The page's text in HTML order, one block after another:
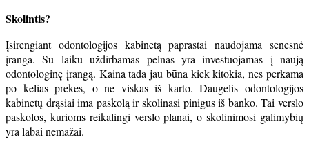
Skolintis?
Įsirengiant odontologijos kabinetą paprastai naudojama senesnė
įranga. Su laiku uždirbamas pelnas yra investuojamas į naują
odontologinę įrangą. Kaina tada jau būna kiek kitokia, nes perkama
po kelias prekes, o ne viskas iš karto. Daugelis odontologijos
kabinetų drąsiai ima paskolą ir skolinasi pinigus iš banko. Tai verslo
paskolos, kurioms reikalingi verslo planai, o skolinimosi galimybių
yra labai nemažai.